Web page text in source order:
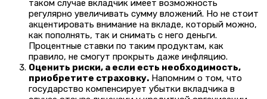
таком случае вкладчик имеет возможность
регулярно увеличивать сумму вложений. Но не стоит
акцентировать внимание на вкладе, который можно,
как пополнять, так и снимать с него деньги.
Процентные ставки по таким продуктам, как
правило, не смогут прокрыть даже инфляцию.
Оценить риски, а если есть необходимость,
приобретите страховку. Напомним о том, что
государство компенсирует убытки вкладчика в